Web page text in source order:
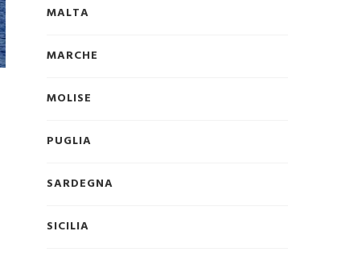
MALTA
MARCHE
MOLISE
PUGLIA
SARDEGNA
SICILIA